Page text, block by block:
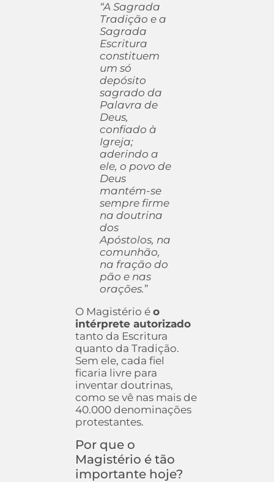
“A Sagrada
Tradição e a
Sagrada
Escritura
constituem
um só
depósito
sagrado da
Palavra de
Deus,
confiado à
Igreja;
aderindo a
ele, o povo de
Deus
mantém-se
sempre firme
na doutrina
dos
Apóstolos, na
comunhão,
na fração do
pão e nas
orações.”
O Magistério éo
intérprete autorizado
tanto da Escritura
quanto da Tradição.
Sem ele, cada fiel
ficaria livre para
inventar doutrinas,
como se vê nas mais de
40.000 denominações
protestantes.
Por que o
Magistério é tão
importante hoje?